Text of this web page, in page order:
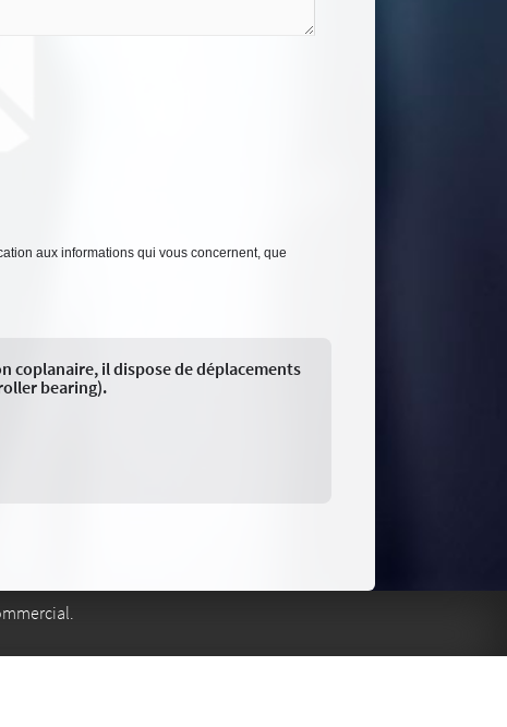
aux informations qui vous concernent, que
coplanaire, il dispose de déplacements
bearing).